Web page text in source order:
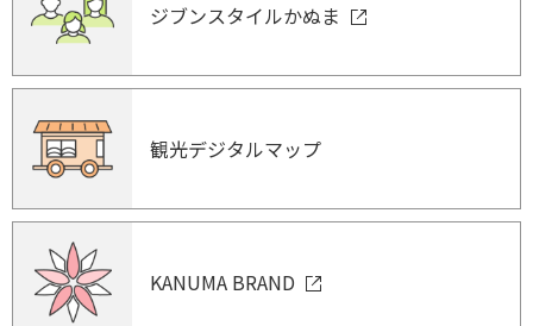
ジブンスタイルかぬま
観光デジタルマップ
KANUMA BRAND